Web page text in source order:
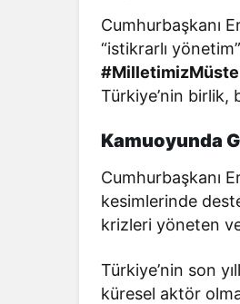
Cumhurbaşkanı
“istikrarlı
Türkiye’nin birlik,
Kamuoyunda
Cumhurbaşkanı
kesimlerinde
krizleri yöneten
Türkiye’nin son
küresel aktör